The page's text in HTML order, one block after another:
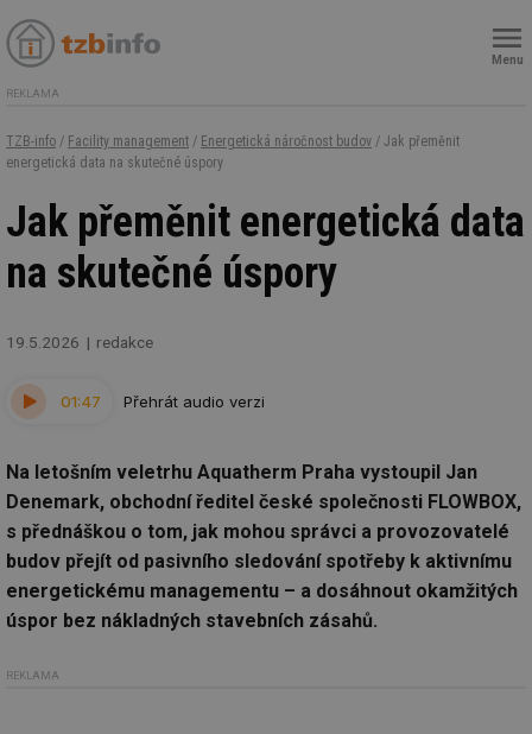
Menu
REKLAMA
TZB-info / Facility management / Energetická náročnost budov / Jak přeměnit
energetická data na skutečné úspory
Jak přeměnit energetická data
na skutečné úspory
19.5.2026 redakce
01:47 Přehrát audio verzi
Na letošním veletrhu Aquatherm Praha vystoupil Jan
Denemark, obchodní ředitel české společnosti FLOWBOX,
s přednáškou o tom, jak mohou správci a provozovatelé
budov přejít od pasivního sledování spotřeby k aktivnímu
energetickému managementu – a dosáhnout okamžitých
úspor bez nákladných stavebních zásahů.
REKLAMA